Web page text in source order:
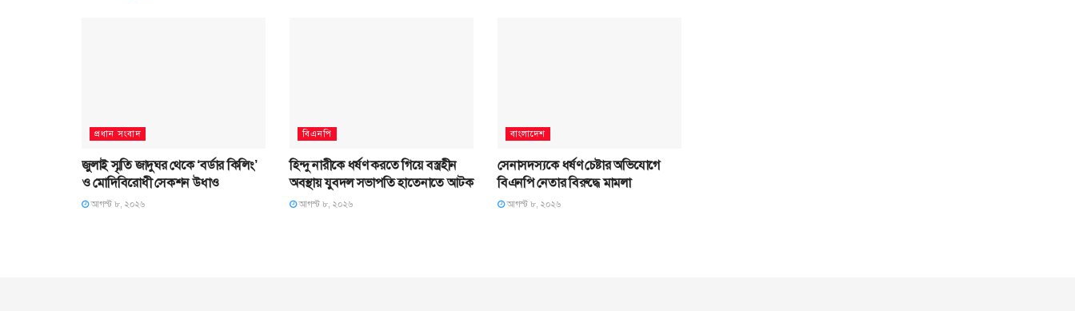
প্রধান সংবাদ
জুলাই স্মৃতি জাদুঘর থেকে ‘বর্ডার কিলিং’
ও মোদিবিরোধী সেকশন উধাও
আগস্ট ৮, ২০২৬
বিএনপি
হিন্দু নারীকে ধর্ষণ করতে গিয়ে বস্ত্রহীন
অবস্থায় যুবদল সভাপতি হাতেনাতে আটক
আগস্ট ৮, ২০২৬
বাংলাদেশ
সেনাসদস্যকে ধর্ষণ চেষ্টার অভিযোগে
বিএনপি নেতার বিরুদ্ধে মামলা
আগস্ট ৮, ২০২৬